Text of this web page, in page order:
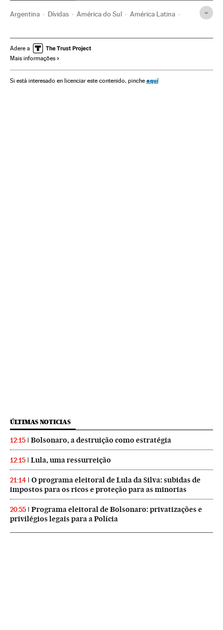
Argentina Dívidas América do Sul América Latina
Adere a
Mais informações
Si está interesado en licenciar este contenido, pinche aquí
ÚLTIMAS NOTICIAS
12:15 Bolsonaro, a destruição como estratégia
12:15 Lula, uma ressurreição
21:14
O programa eleitoral de Lula da Silva: subidas de
impostos para os ricos e proteção para as minorias
20:55
Programa eleitoral de Bolsonaro: privatizações e
privilégios legais para a Polícia